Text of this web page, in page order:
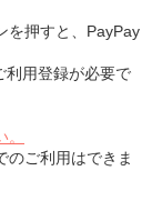
を押すと、PayPay
利用登録が必要で
のご利用はできま